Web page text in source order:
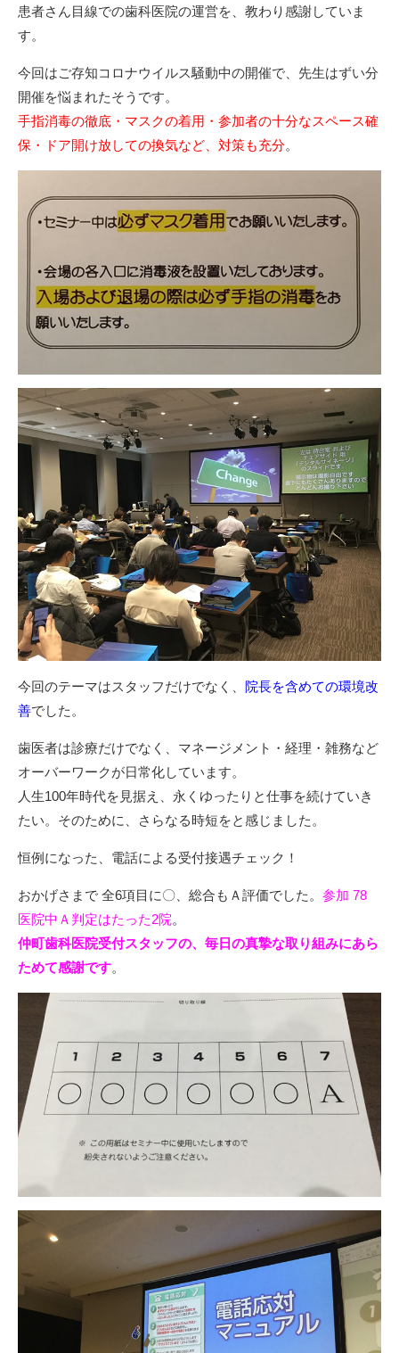
患者さん目線での歯科医院の運営を、教わり感謝していま
す。
今回はご存知コロナウイルス騒動中の開催で、先生はずい分
開催を悩まれたそうです。
手指消毒の徹底・マスクの着用・参加者の十分なスペース確
保・ドア開け放しての換気など、対策も充分。
今回のテーマはスタッフだけでなく、 院長を含めての環境改
善でした。
歯医者は診療だけでなく、マネージメント・経理・雑務など
オーバーワークが日常化しています。
人生100年時代を見据え、永くゆったりと仕事を続けていき
たい。そのために、さらなる時短をと感じました。
恒例になった、電話による受付接遇チェック！
おかげさまで 全6項目に〇、総合もＡ評価でした。 参加 78
医院中Ａ判定はたった2院。
仲町歯科医院受付スタッフの、毎日の真摯な取り組みにあら
ためて感謝です。